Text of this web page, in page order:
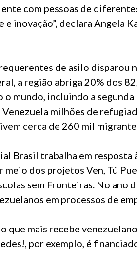
com pessoas de
inovação”, declara Angela
de asilo disparou
a região abriga 20% dos
o mundo, incluindo a
milhões de
cerca de 260 mil
Brasil trabalha em resposta
dos projetos Ven, Tú
sem Fronteiras. No ano
em processos de
que mais recebe
por exemplo, é